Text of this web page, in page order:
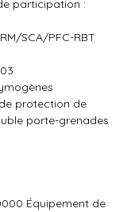
participation :
SCA/PFC-RBT
protection de
porte-grenades
Équipement de